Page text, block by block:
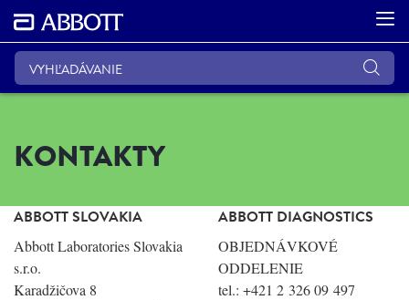
KONTAKTY
ABBOTT SLOVAKIA
Abbott Laboratories Slovakia
s.r.o.
Karadžičova 8
ABBOTT DIAGNOSTICS
OBJEDNÁVKOVÉ
ODDELENIE
tel.: +421 2 326 09 497